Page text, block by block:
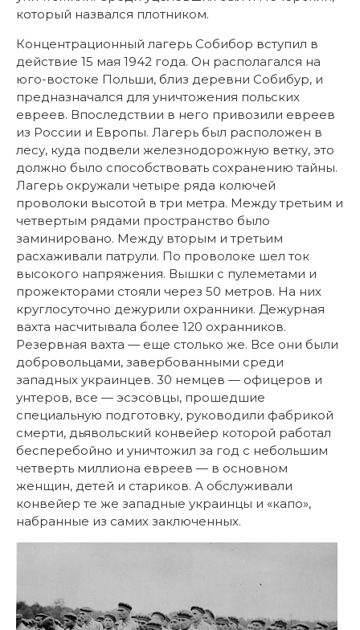
который назвался плотником.
Концентрационный лагерь Собибор вступил в
действие 15 мая 1942 года. Он располагался на
юго-востоке Польши, близ деревни Собибур, и
предназначался для уничтожения польских
евреев. Впоследствии в него привозили евреев
из России и Европы. Лагерь был расположен в
лесу, куда подвели железнодорожную ветку, это
должно было способствовать сохранению тайны.
Лагерь окружали четыре ряда колючей
проволоки высотой в три метра. Между третьим и
четвертым рядами пространство было
заминировано. Между вторым и третьим
расхаживали патрули. По проволоке шел ток
высокого напряжения. Вышки с пулеметами и
прожекторами стояли через 50 метров. На них
круглосуточно дежурили охранники. Дежурная
вахта насчитывала более 120 охранников.
Резервная вахта — еще столько же. Все они были
добровольцами, завербованными среди
западных украинцев. 30 немцев — офицеров и
унтеров, все — эсэсовцы, прошедшие
специальную подготовку, руководили фабрикой
смерти, дьявольский конвейер которой работал
бесперебойно и уничтожил за год с небольшим
четверть миллиона евреев — в основном
женщин, детей и стариков. А обслуживали
конвейер те же западные украинцы и «капо»,
набранные из самих заключенных.